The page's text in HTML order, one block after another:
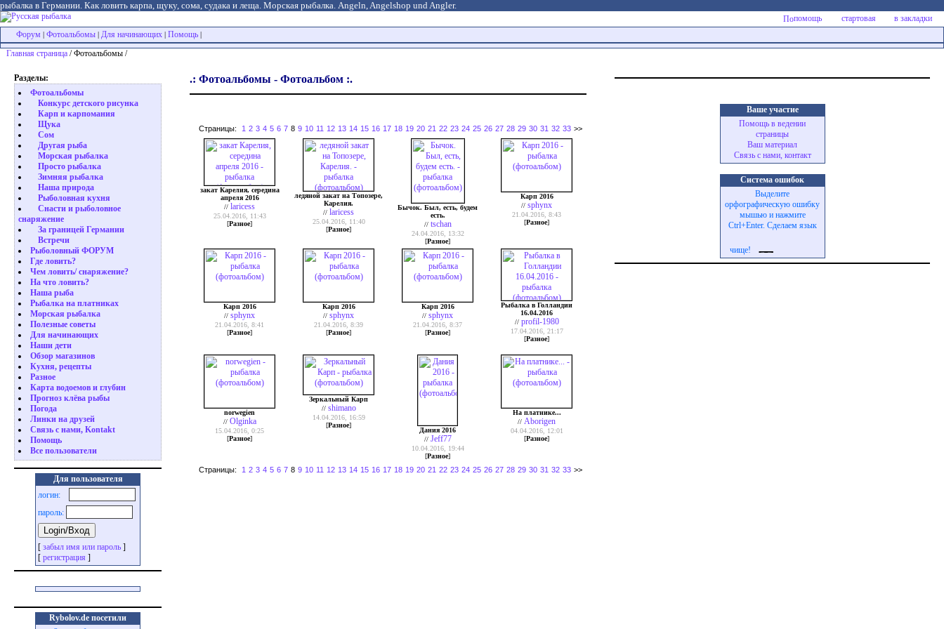
рыбалка в Германии. Как ловить карпа, щуку, сома, судака и леща. Морская рыбалка. Angeln, Angelshop und Angler.
помощь стартовая
в закладки
Форум
Фотоальбомы Для начинающих Помощь
Главная страница / Фотоальбомы /
Разделы:
Фотоальбомы
Конкурс детского рисунка
Карп и карпомания
Щука
Сом
Другая рыба
Морская рыбалка
Просто рыбалка
Зимняя рыбалка
Наша природа
Рыболовная кухня
Снасти и рыболовное
снаряжение
За границей Германии
Встречи
Рыболовный ФОРУМ
Где ловить?
Чем ловить/ снаряжение?
На что ловить?
Наша рыба
Рыбалка на платниках
Морская рыбалка
Полезные советы
Для начинающих
Наши дети
Обзор магазинов
Кухня, рецепты
Разное
Карта водоемов и глубин
Прогноз клёва рыбы
Погода
Линки на друзей
Связь с нами, Kontakt
Помощь
Все пользователи
Для пользователя
логин:
пароль:
[ забыл имя или пароль ]
[ регистрация ]
Rybolov.de посетили
.: Фотоальбомы - Фотоальбом :.
Страницы: 1 2 3 4 5 6 7 8 9 10 11 12 13 14 15 16 17 18 19 20 21 22 23 24 25 26 27 28 29 30 31 32 33 >>
закат Карелия, середина
апреля 2016
// laricess
25.04.2016, 11:43
[Разное]
ледяной закат на Топозере,
Карелия.
// laricess
25.04.2016, 11:40
[Разное]
Бычок. Был, есть, будем
есть.
// tschan
24.04.2016, 13:32
[Разное]
Карп 2016
// sphynx
21.04.2016, 8:43
[Разное]
Карп 2016
// sphynx
21.04.2016, 8:41
[Разное]
Карп 2016
// sphynx
21.04.2016, 8:39
[Разное]
Карп 2016
// sphynx
21.04.2016, 8:37
[Разное]
Рыбалка в Голландии
16.04.2016
// profil-1980
17.04.2016, 21:17
[Разное]
norwegien
// Olginka
15.04.2016, 0:25
[Разное]
Зеркальный Карп
// shimano
14.04.2016, 16:59
[Разное]
Дания 2016
// Jeff77
10.04.2016, 19:44
[Разное]
На платнике...
// Aborigen
04.04.2016, 12:01
[Разное]
Страницы: 1 2 3 4 5 6 7 8 9 10 11 12 13 14 15 16 17 18 19 20 21 22 23 24 25 26 27 28 29 30 31 32 33 >>
Ваше участие
Помощь в ведении
страницы
Ваш материал
Связь с нами, контакт
Система ошибок
Выделите
орфографическую ошибку
мышью и нажмите
Ctrl+Enter. Сделаем язык
чище!